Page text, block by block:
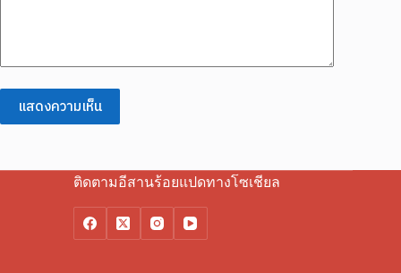
แสดงความเห็น
ติดตามอีสานร้อยแปดทางโซเชียล